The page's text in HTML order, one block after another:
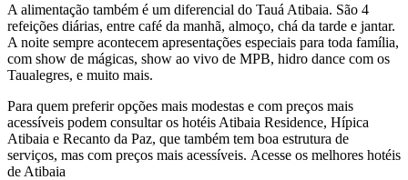
A alimentação também é um diferencial do Tauá Atibaia. São 4
refeições diárias, entre café da manhã, almoço, chá da tarde e jantar.
A noite sempre acontecem apresentações especiais para toda família,
com show de mágicas, show ao vivo de MPB, hidro dance com os
Taualegres, e muito mais.
Para quem preferir opções mais modestas e com preços mais
acessíveis podem consultar os hotéis Atibaia Residence, Hípica
Atibaia e Recanto da Paz, que também tem boa estrutura de
serviços, mas com preços mais acessíveis. Acesse os melhores hotéis
de Atibaia